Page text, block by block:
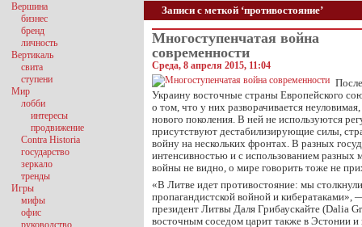
Записи с меткой ‘противостояние’
Многоступенчатая война
современности
Среда, 8 апреля 2015, 11:04
Украину восточные страны Европейского
о том, что у них разворачивается
нового поколения. В ней не используются
присутствуют дестабилизирующие силы,
войну на нескольких фронтах. В разных
интенсивностью и с использованием разных
войны не видно, о мире говорить тоже не
«В Литве идет противостояние: мы
пропагандистской войной и кибератаками»,
президент Литвы Даля Грибаускайте (Dalia
восточным соседом царит также в Эстонии и
Вершина
бизнес
бренд
личность
Вертикаль
свита
ступени
Мир
лобби
интересы
продвижение
Contra Historia
государство
зеркало
тренды
Игры
мифы
офис
руководство